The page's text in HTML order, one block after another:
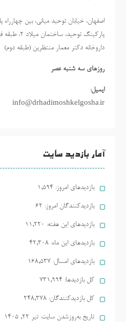
اصفهان، خیابان توحید میانی، بین
پارکینگ
داروخانه دکتر معمار منتظرین (طبقه دوم)
روزهاي سه شنبه عصر
ایمیل:
info@drhadimoshkelgosha.ir
آمار بازدید سایت
بازدیدهای امروز: 1,594
بازدیدکنندگان امروز: 62
بازدیدهای این هفته: 11,220
بازدیدهای این ماه: 42,308
بازدیدهای امسال: 168,537
کل بازدیدها: 731,994
کل بازدیدکنند‌گان: 248,378
تاریخ به‌روزشدن سایت: تیر ۲۲, ۱۴۰۵